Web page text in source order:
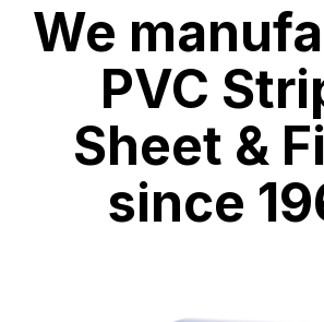
We
PVC
Sheet &
since